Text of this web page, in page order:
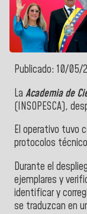
Publicado: 10/05/
La Academia de
(INSOPESCA),
El operativo tuvo
protocolos
Durante el
ejemplares y
identificar y
se traduzcan en